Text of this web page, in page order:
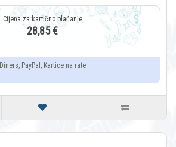
28,85 €
Diners, PayPal, Kartice na rate